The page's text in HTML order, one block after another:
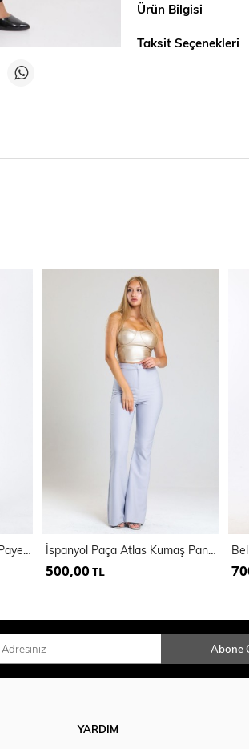
Ürün Bilgisi
Taksit Seçenekleri
Astarlı Gizli Fermuarlı Zara Payet Pantolon | Pnt32488 İspanyol Paça Atlas Kumaş Pantolon | Pnt32926
500,00 TL
Abone
YARDIM